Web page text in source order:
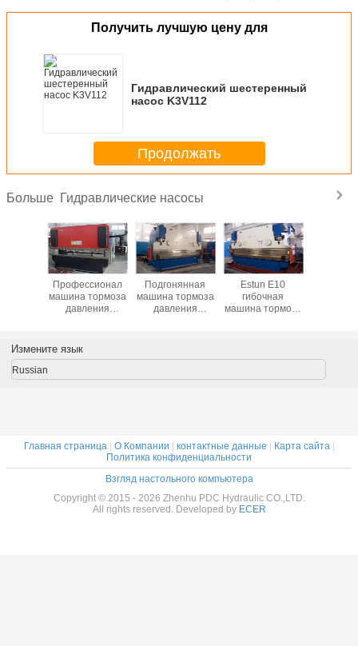
Получить лучшую цену для
Гидравлический шестеренный
насос K3V112
Продолжать
Больше Гидравлические насосы
Профессионал
машина тормоза
давления
E200
Подгонянная
машина тормоза
давления
малая
Estun E10
гибочная
машина тормоза
для экипажа
Измените язык
Russian
Главная страница| О Компании контактные данные Карта сайта|
Политика конфиденциальности
Взгляд настольного компьютера
Copyright © 2015 - 2026 Zhenhu PDC Hydraulic CO.,LTD.
All rights reserved. Developed by ECER